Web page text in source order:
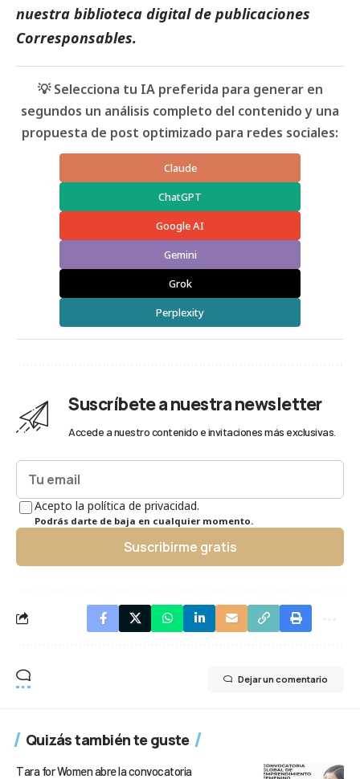
nuestra biblioteca digital de publicaciones
Corresponsables.
💡 Selecciona tu IA preferida para generar en
segundos un análisis completo del contenido y una
propuesta de post optimizado para redes sociales:
Claude
ChatGPT
Google AI
Gemini
Grok
Perplexity
Suscríbete a nuestra newsletter
Accede a nuestro contenido e invitaciones más exclusivas.
Acepto la política de privacidad.
Podrás darte de baja en cualquier momento.
Suscribirme gratis
Dejar un comentario
Quizás también te guste
Tara for Women abre la convocatoria